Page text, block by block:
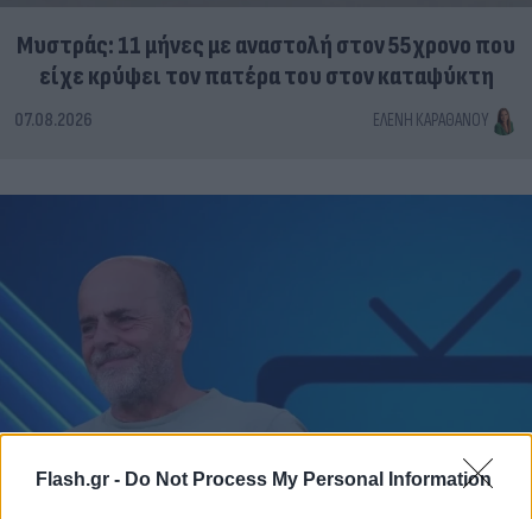
Flash.gr - Do Not Process My Personal Information
Μυστράς: 11 μήνες με αναστολή στον 55χρονο που
είχε κρύψει τον πατέρα του στον καταψύκτη
07.08.2026 ΕΛΈΝΗ ΚΑΡΑΘΆΝΟΥ